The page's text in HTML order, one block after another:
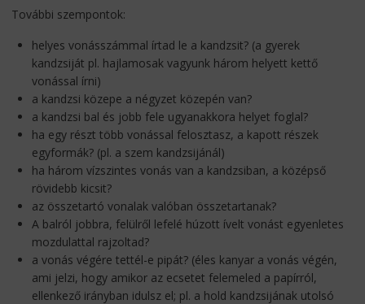
További szempontok:
helyes vonásszámmal írtad le a kandzsit? (a gyerek
kandzsiját pl. hajlamosak vagyunk három helyett kettő
vonással írni)
a kandzsi közepe a négyzet közepén van?
a kandzsi bal és jobb fele ugyanakkora helyet foglal?
ha egy részt több vonással felosztasz, a kapott részek
egyformák? (pl. a szem kandzsijánál)
ha három vízszintes vonás van a kandzsiban, a középső
rövidebb kicsit?
az összetartó vonalak valóban összetartanak?
A balról jobbra, felülről lefelé húzott ívelt vonást egyenletes
mozdulattal rajzoltad?
a vonás végére tettél-e pipát? (éles kanyar a vonás végén,
ami jelzi, hogy amikor az ecsetet felemeled a papírról,
ellenkező irányban idulsz el; pl. a hold kandzsijának utolsó